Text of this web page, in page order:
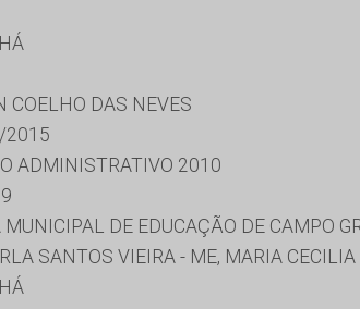
COELHO DAS NEVES
2015
ADMINISTRATIVO 2010
MUNICIPAL DE EDUCAÇÃO DE CAMPO
SANTOS VIEIRA - ME, MARIA